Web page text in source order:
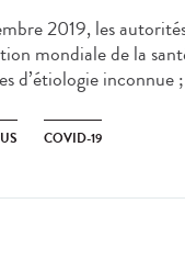
2019, les
mondiale de la
d’étiologie inconnue
COVID-19